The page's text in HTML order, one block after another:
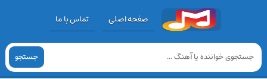
صفحه اصلی تماس با ما
جستجو